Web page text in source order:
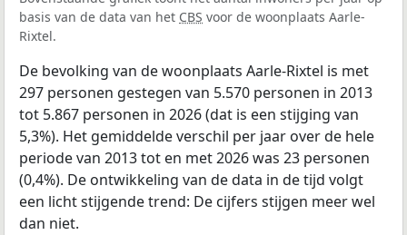
basis van de data van het CBS voor de woonplaats Aarle-
Rixtel.
De bevolking van de woonplaats Aarle-Rixtel is met
297 personen gestegen van 5.570 personen in 2013
tot 5.867 personen in 2026 (dat is een stijging van
5,3%). Het gemiddelde verschil per jaar over de hele
periode van 2013 tot en met 2026 was 23 personen
(0,4%). De ontwikkeling van de data in de tijd volgt
een licht stijgende trend: De cijfers stijgen meer wel
dan niet.